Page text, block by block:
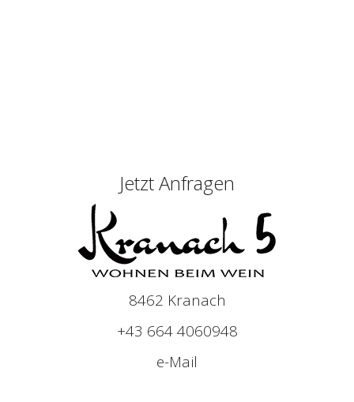
Jetzt Anfragen
8462 Kranach
+43 664 4060948
e-Mail